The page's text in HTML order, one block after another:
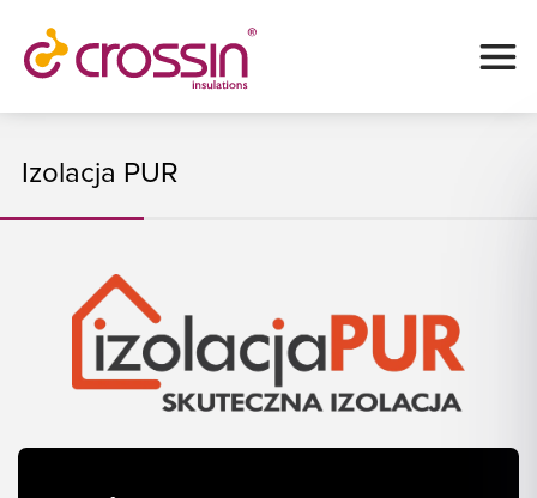
Izolacja PUR